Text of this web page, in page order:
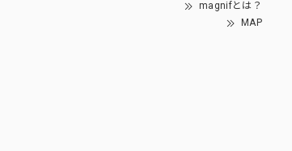
magnifとは？
MAP